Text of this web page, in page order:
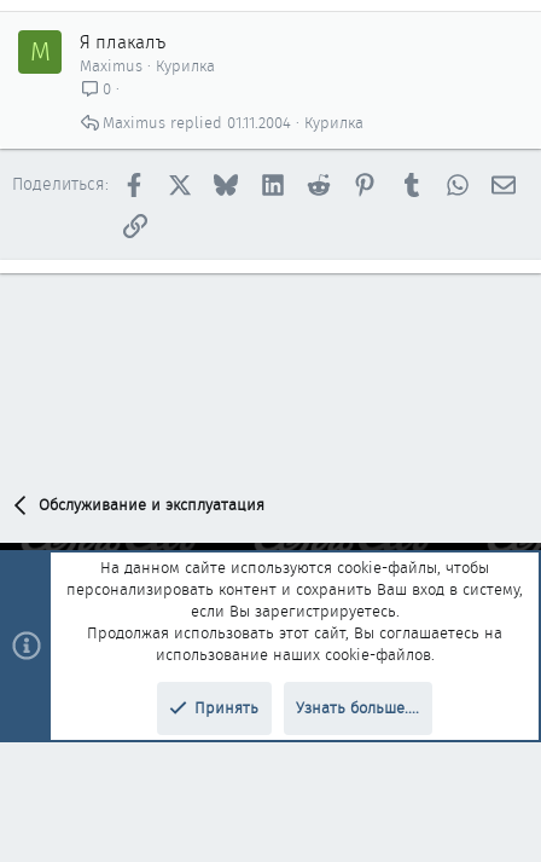
M Я плакалъ
Maximus
Курилка
0
Курилка
01.11.2004
Maximus
Поделиться: Facebook BlueskyLinkedInReddit PinterestTumblr
Ссылка
Обслуживание и эксплуатация
Обратная связь
Условия и правила
Политика конфиденциальности
Помощь Главная
R
add-ons by ThemeHouse Перевод от Jumuro®
На данном сайте используются cookie-файлы, чтобы
персонализировать контент и сохранить Ваш вход в систему,
если Вы зарегистрируетесь.
Продолжая использовать этот сайт, Вы соглашаетесь на
использование наших cookie-файлов.
Принять Узнать больше....